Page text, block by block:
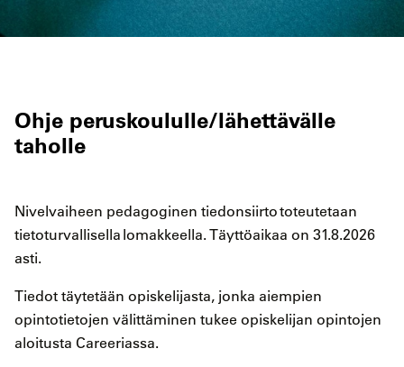
Ohje peruskoululle/lähettävälle
taholle
Nivelvaiheen pedagoginen tiedonsiirto toteutetaan
tietoturvallisella lomakkeella. Täyttöaikaa on 31.8.2026
asti.
Tiedot täytetään opiskelijasta, jonka aiempien
opintotietojen välittäminen tukee opiskelijan opintojen
aloitusta Careeriassa.